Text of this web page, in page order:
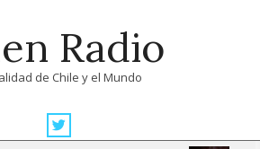
Radio
de Chile y el Mundo